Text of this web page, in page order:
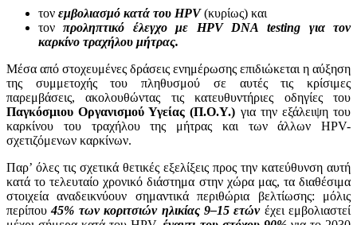
τον εμβολιασμό κατά του HPV(κυρίως) και
τονπροληπτικό έλεγχο με HPV DNA testing
για τον
καρκίνο τραχήλου μήτρας.
Μέσα από στοχευμένες δράσεις ενημέρωσης επιδιώκεται η αύξηση
της συμμετοχής του πληθυσμού σε αυτές τις κρίσιμες
παρεμβάσεις, ακολουθώντας τις κατευθυντήριες οδηγίες του
Παγκόσμιου Οργανισμού Υγείας (Π.Ο.Υ.) για την εξάλειψη του
καρκίνου του τραχήλου της μήτρας και των άλλων HPV-
σχετιζόμενων καρκίνων.
Παρ’ όλες τις σχετικά θετικές εξελίξεις προς την κατεύθυνση αυτή
κατά το τελευταίο χρονικό διάστημα στην χώρα μας, τα διαθέσιμα
στοιχεία αναδεικνύουν σημαντικά περιθώρια βελτίωσης: μόλις
περίπου45% των κοριτσιών ηλικίας 9–15 ετώνέχει εμβολιαστεί